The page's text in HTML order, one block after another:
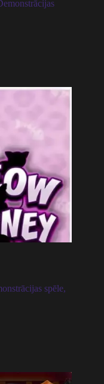
spēle,